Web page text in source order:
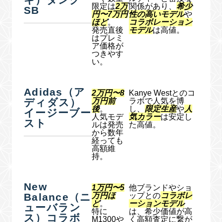
SB
限定は2万
円〜7万円
ほど。
発売直後
はプレミ
ア価格が
つきやす
い。
関係があり、 希少
性の高いモデルや
コラボレーション
モデルは高値。
Adidas（ア
ディダス）
イージーブー
スト
2万円〜8
万円前
後。
人気モデ
ルは発売
から数年
経っても
高額維
持。
Kanye Westとのコ
ラボで人気を博
し、 限定生産や人
気カラーは安定し
た高値。
New
Balance（ニ
ューバラン
ス）コラボ
1万円〜5
万円ほ
ど。
特に
M1300や
他ブランドやショ
ップとのコラボレ
ーションモデル
は、希少価値が高
く高額査定に繋が